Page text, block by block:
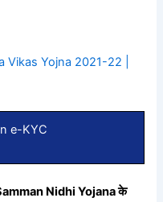
Vikas Yojna 2021-22 |
e-KYC
Nidhi Yojana के